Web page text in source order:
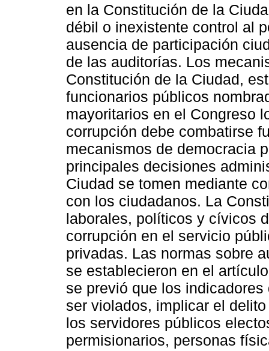
en la Constitución de la
débil o inexistente control al
ausencia de participación
de las auditorías. Los
Constitución de la Ciudad,
funcionarios públicos
mayoritarios en el Congreso
corrupción debe combatirse
mecanismos de democracia
principales decisiones
Ciudad se tomen mediante
con los ciudadanos. La
laborales, políticos y cívicos
corrupción en el servicio
privadas. Las normas sobre
se establecieron en el
se previó que los
ser violados, implicar el
los servidores públicos
permisionarios, personas